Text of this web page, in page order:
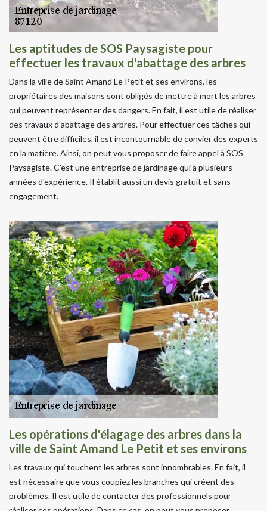
Les aptitudes de SOS Paysagiste pour
effectuer les travaux d'abattage des arbres
Dans la ville de Saint Amand Le Petit et ses environs, les
propriétaires des maisons sont obligés de mettre à mort les arbres
qui peuvent représenter des dangers. En fait, il est utile de réaliser
des travaux d'abattage des arbres. Pour effectuer ces tâches qui
peuvent être difficiles, il est incontournable de convier des experts
en la matière. Ainsi, on peut vous proposer de faire appel à SOS
Paysagiste. C'est une entreprise de jardinage qui a plusieurs
années d'expérience. Il établit aussi un devis gratuit et sans
engagement.
Les opérations d'élagage des arbres dans la
ville de Saint Amand Le Petit et ses environs
Les travaux qui touchent les arbres sont innombrables. En fait, il
est nécessaire que vous coupiez les branches qui créent des
problèmes. Il est utile de contacter des professionnels pour